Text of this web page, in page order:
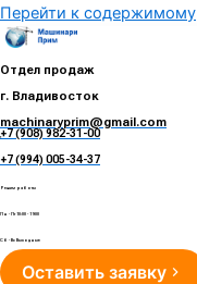
Перейти к содержимому
Отдел продаж
г. Владивосток
machinaryprim@gmail.com
+7 (908) 982-31-00
+7 (994) 005-34-37
Режим работы
Пн - Пт 10:00 - 19:00
Сб - Вс Выходные
Оставить заявку